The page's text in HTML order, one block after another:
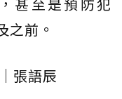
之前。
張語辰